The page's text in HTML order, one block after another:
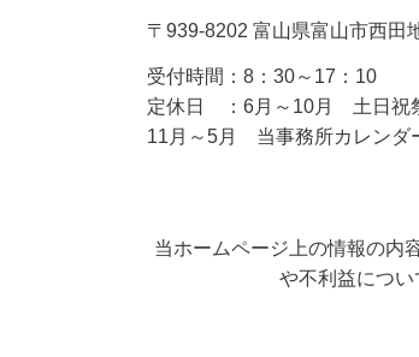
〒939-8202 富山県富山市西田
受付時間： 8：30～17：10
定休日 ： 6月～10月 土日祝
11月～5月 当事務所カレンダ
当ホームページ上の情報の内
や不利益につ